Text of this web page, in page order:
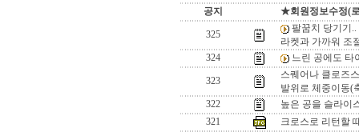
공지
★회원정보수정(
325
팔꿈치 당기기
라켓과 가까워 조
324
느린 공에도 타
323
스퀘어나 클로즈
발위로 체중이동(
322
높은 공을 슬라이
321
크로스로 리턴할